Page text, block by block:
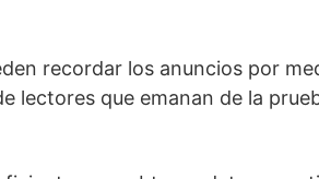
recordar los anuncios por
lectores que emanan de la